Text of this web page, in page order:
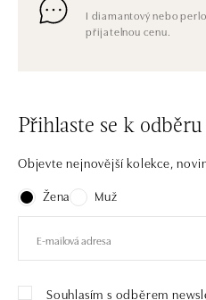
I diamantový nebo
přijatelnou cenu.
Přihlaste se k
Objevte nejnovější kolekce,
Žena
Muž
Souhlasím s odběrem